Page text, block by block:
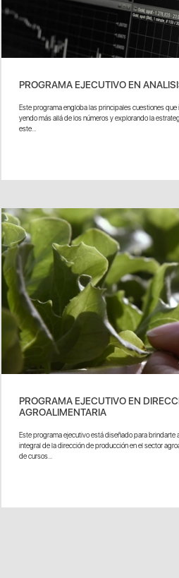
PROGRAMA EJECUTIVO EN
Este programa engloba las principales cuestiones que
yendo más allá de los números y explorando la
este...
PROGRAMA EJECUTIVO EN
AGROALIMENTARIA
Este programa ejecutivo está diseñado para brindarte
integral de la dirección de producción en el sector
de cursos...